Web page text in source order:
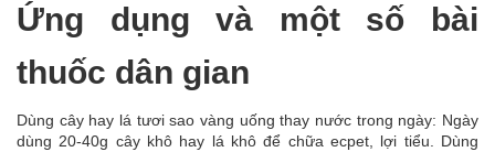
Ứng dụng và một số bài
thuốc dân gian
Dùng cây hay lá tươi sao vàng uống thay nước trong ngày: Ngày
dùng 20-40g cây khô hay lá khô để chữa ecpet, lợi tiểu. Dùng